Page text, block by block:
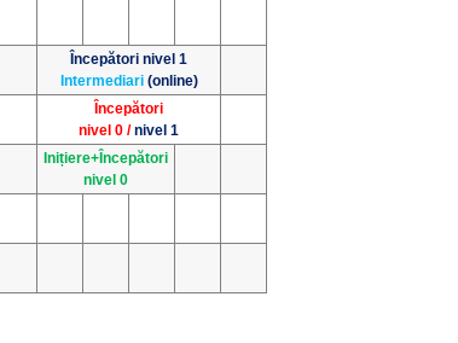
Începători nivel 1
Intermediari(online)
Începători
nivel 0 /nivel 1
Inițiere+Începători
nivel 0